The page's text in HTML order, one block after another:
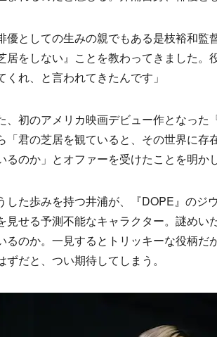
優としての生みの親でもある是枝裕和監
居をしない』ことを教わってきました
くれ、と言われてきたんです」
、初のアメリカ映画デビュー作となった
「君の芝居を観ていると、その世界に
るのか」とオファーを受けたことを明か
した歩みを持つ井浦が、『DOPE』のジ
見せる予測不能なキャラクター。謎めい
るのか。一見するとトリッキーな役柄だ
ずだと、つい期待してしまう。